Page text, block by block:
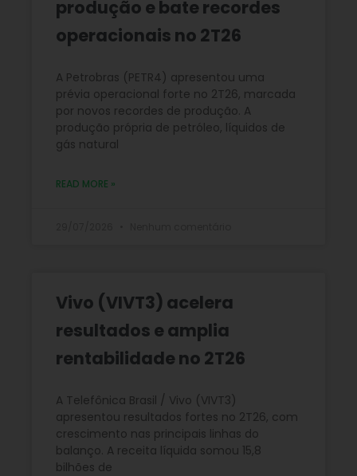
produção e bate recordes
operacionais no 2T26
A Petrobras (PETR4) apresentou uma
prévia operacional forte no 2T26, marcada
por novos recordes de produção. A
produção própria de petróleo, líquidos de
gás natural
READ MORE »
Vivo (VIVT3) acelera
resultados e amplia
rentabilidade no 2T26
A Telefônica Brasil / Vivo (VIVT3)
apresentou resultados fortes no 2T26, com
crescimento nas principais linhas do
balanço. A receita líquida somou 15,8
bilhões de